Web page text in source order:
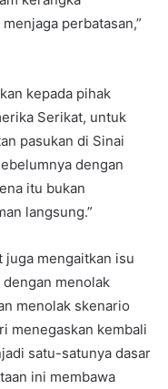
perbatasan,”
kepada pihak
Serikat, untuk
pasukan di Sinai
dengan
itu bukan
langsung.”
juga mengaitkan isu
menolak
menolak skenario
menegaskan kembali
satu-satunya dasar
ini membawa